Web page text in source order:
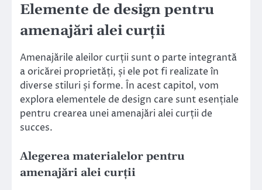
Elemente de design pentru
amenajări alei curții
Amenajările aleilor curții sunt o parte integrantă
a oricărei proprietăți, și ele pot fi realizate în
diverse stiluri și forme. În acest capitol, vom
explora elementele de design care sunt esențiale
pentru crearea unei amenajări alei curții de
succes.
Alegerea materialelor pentru
amenajări alei curții